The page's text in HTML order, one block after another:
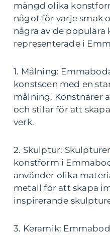
mängd olika
något för varje smak
några av de
representerade i
1. Målning:
konstscen med en
målning. Konstnärer
och stilar för att
verk.
2. Skulptur:
konstform i
använder olika
metall för att skapa
inspirerande
3. Keramik: